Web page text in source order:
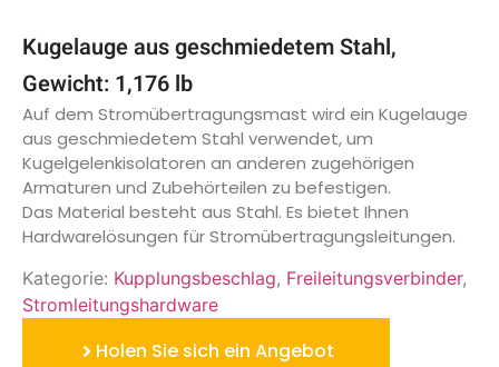
Kugelauge aus geschmiedetem Stahl,
Gewicht: 1,176 lb
Auf dem Stromübertragungsmast wird ein Kugelauge
aus geschmiedetem Stahl verwendet, um
Kugelgelenkisolatoren an anderen zugehörigen
Armaturen und Zubehörteilen zu befestigen.
Das Material besteht aus Stahl. Es bietet Ihnen
Hardwarelösungen für Stromübertragungsleitungen.
Kategorie: Kupplungsbeschlag, Freileitungsverbinder,
Stromleitungshardware
Holen Sie sich ein Angebot